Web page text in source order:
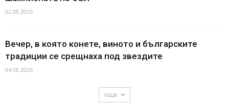
02.08.2026
Вечер, в която конете, виното и българските
традиции се срещнаха под звездите
04.08.2026
още